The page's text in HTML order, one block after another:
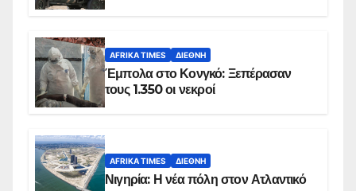
AFRIKA TIMES ΔΙΕΘΝΉ
Έμπολα στο Κονγκό: Ξεπέρασαν
τους 1.350 οι νεκροί
AFRIKA TIMES ΔΙΕΘΝΉ
Νιγηρία: Η νέα πόλη στον Ατλαντικό